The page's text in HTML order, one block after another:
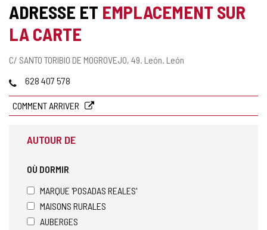
ADRESSE ET EMPLACEMENT SUR
LA CARTE
Adresse
C/ SANTO TORIBIO DE MOGROVEJO, 49. León. León
Téléphones
628 407 578
COMMENT ARRIVER
AUTOUR DE
OÙ DORMIR
MARQUE 'POSADAS REALES'
MAISONS RURALES
AUBERGES